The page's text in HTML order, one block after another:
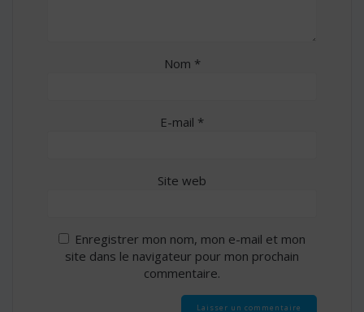
Nom *
E-mail *
Site web
Enregistrer mon nom, mon e-mail et mon
site dans le navigateur pour mon prochain
commentaire.